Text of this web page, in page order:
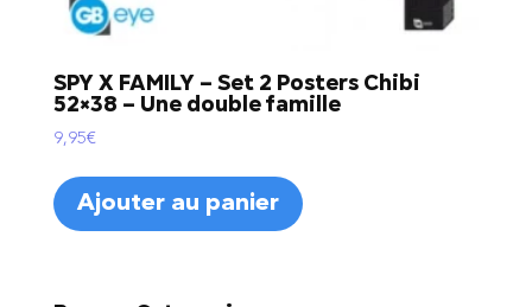
SPY X FAMILY – Set 2 Posters Chibi
52×38 – Une double famille
9,95€
Ajouter au panier